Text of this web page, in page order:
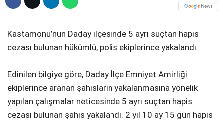
Kastamonu’nun Daday ilçesinde 5 ayrı suçtan hapis
cezası bulunan hükümlü, polis ekiplerince yakalandı.
Edinilen bilgiye göre, Daday İlçe Emniyet Amirliği
ekiplerince aranan şahısların yakalanmasına yönelik
yapılan çalışmalar neticesinde 5 ayrı suçtan hapis
cezası bulunan şahıs yakalandı. 2 yıl 10 ay 15 gün hapis